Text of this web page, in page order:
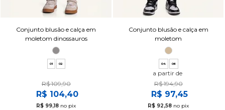
Conjunto blusão e calça em
moletom dinossauros
01 02
R$ 109,90
R$ 104,40
R$ 99,18 no pix
Conjunto blusão e calça em
moletom
04 06
a partir de
R$ 194,90
R$ 97,45
R$ 92,58 no pix